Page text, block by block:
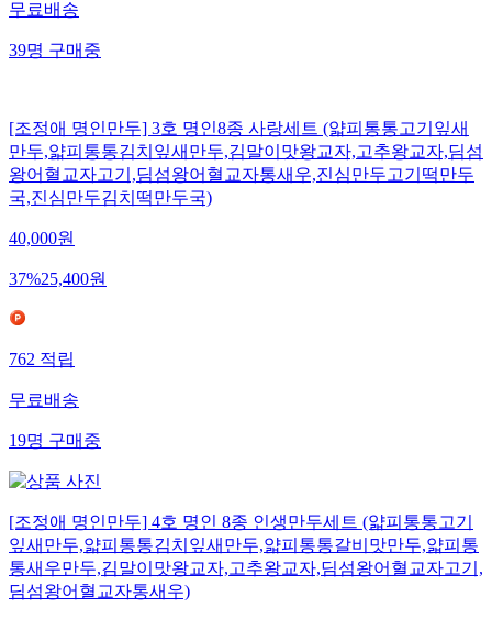
무료배송
39명구매중
[조정애 명인만두] 3호 명인8종 사랑세트 (얇피통통고기잎새
만두,얇피통통김치잎새만두,김말이맛왕교자,고추왕교자,딤섬
왕어혈교자고기,딤섬왕어혈교자통새우,진심만두고기떡만두
국,진심만두김치떡만두국)
40,000원
37%25,400원
762적립
무료배송
19명구매중
[조정애 명인만두] 4호 명인 8종 인생만두세트 (얇피통통고기
잎새만두,얇피통통김치잎새만두,얇피통통갈비맛만두,얇피통
통새우만두,김말이맛왕교자,고추왕교자,딤섬왕어혈교자고기,
딤섬왕어혈교자통새우)